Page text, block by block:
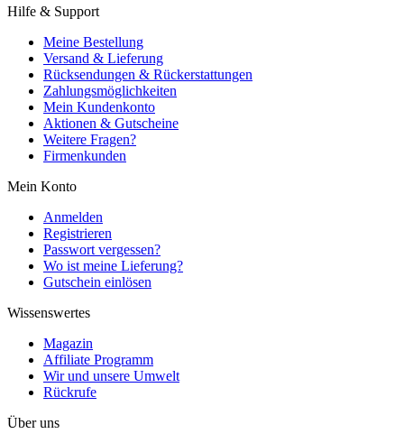
Hilfe & Support
Meine Bestellung
Versand & Lieferung
Rücksendungen & Rückerstattungen
Zahlungsmöglichkeiten
Mein Kundenkonto
Aktionen & Gutscheine
Weitere Fragen?
Firmenkunden
Mein Konto
Anmelden
Registrieren
Passwort vergessen?
Wo ist meine Lieferung?
Gutschein einlösen
Wissenswertes
Magazin
Affiliate Programm
Wir und unsere Umwelt
Rückrufe
Über uns